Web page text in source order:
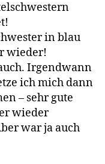
in blau
wieder!
Irgendwann
ich mich dann
– sehr gute
wieder
war ja auch